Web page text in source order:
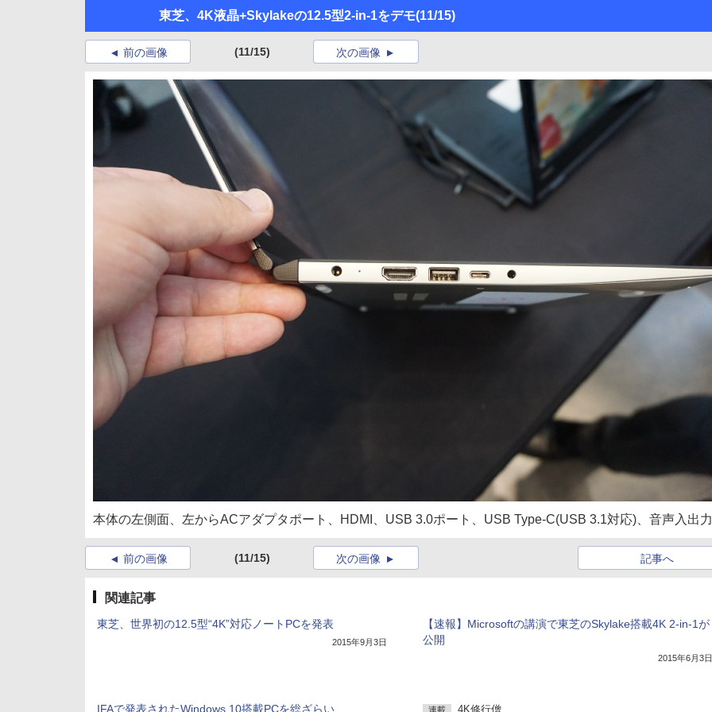
東芝、4K液晶+Skylakeの12.5型2-in-1をデモ(11/15)
前の画像 (11/15) 次の画像
本体の左側面、左からACアダプタポート、HDMI、USB 3.0ポート、USB Type-C(USB 3.1対応)、音声入出力
前の画像 (11/15) 記事へ
次の画像
関連記事
東芝、世界初の12.5型“4K”対応ノートPCを発表
2015年9月3日
【速報】Microsoftの講演で東芝のSkylake搭載4K 2-in-1が
公開
2015年6月3日
IFAで発表されたWindows 10搭載PCを総ざらい 連載 4K修行僧